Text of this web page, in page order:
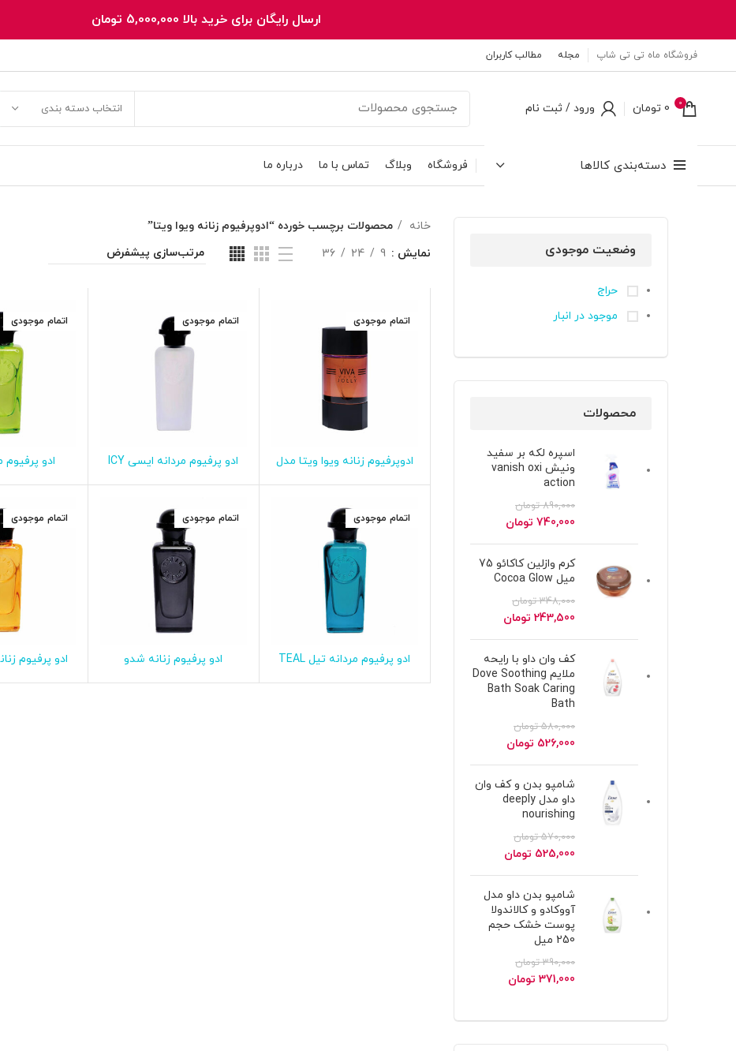
فروشگاه ماه تی تی شاپ مجله مطالب کاربران
0
0 تومان ورود / ثبت نام انتخاب دسته بندی
دسته‌بندی کالاها فروشگاه وبلاگ تماس با ما درباره ما
وضعیت موجودی
حراج
موجود در انبار
محصولات
اسپره لکه بر سفید
ونیش vanish oxi
action
890,000 تومان
قیمت
890,000 تومان
بود.
740,000 تومان
است.
کرم وازلین کاکائو 75
میل Cocoa Glow
348,000 تومان
قیمت
348,000 تومان
بود.
243,500 تومان
است.
کف وان داو با رایحه
ملایم Dove Soothing
Bath Soak Caring
Bath
580,000 تومان
قیمت
580,000 تومان
بود.
526,000 تومان
است.
شامپو بدن و کف وان
داو مدل deeply
nourishing
570,000 تومان
قیمت
570,000 تومان
بود.
525,000 تومان
است.
شامپو بدن داو مدل
آووکادو و کالاندولا
پوست خشک حجم
250 میل
390,000 تومان
قیمت
371,000 تومان
خانه
محصولات برچسب خورده “ادوپرفیوم زنانه ویوا ویتا”
نمایش
9
24
36
اتمام موجودی
اطلاعات بیشتر
ادوپرفیوم زنانه ویوا ویتا مدل
اتمام موجودی
اطلاعات بیشتر
ادو پرفیوم مردانه ایسی ICY
اتمام موجودی
ادو پرفیوم
اتمام موجودی
اطلاعات بیشتر ادو پرفیوم مردانه تیل TEAL
اتمام موجودی
اطلاعات بیشتر
ادو پرفیوم زنانه شدو
لیتر
اتمام موجودی
ارسال رایگان برای خرید بالا 5,000,000 تومان